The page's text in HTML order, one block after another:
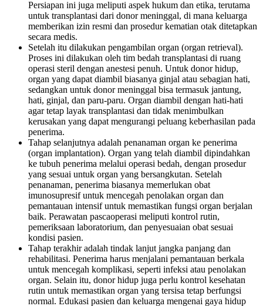
Persiapan ini juga meliputi aspek hukum dan etika, terutama
untuk transplantasi dari donor meninggal, di mana keluarga
memberikan izin resmi dan prosedur kematian otak ditetapkan
secara medis.
Setelah itu dilakukan pengambilan organ (organ retrieval).
Proses ini dilakukan oleh tim bedah transplantasi di ruang
operasi steril dengan anestesi penuh. Untuk donor hidup,
organ yang dapat diambil biasanya ginjal atau sebagian hati,
sedangkan untuk donor meninggal bisa termasuk jantung,
hati, ginjal, dan paru-paru. Organ diambil dengan hati-hati
agar tetap layak transplantasi dan tidak menimbulkan
kerusakan yang dapat mengurangi peluang keberhasilan pada
penerima.
Tahap selanjutnya adalah penanaman organ ke penerima
(organ implantation). Organ yang telah diambil dipindahkan
ke tubuh penerima melalui operasi bedah, dengan prosedur
yang sesuai untuk organ yang bersangkutan. Setelah
penanaman, penerima biasanya memerlukan obat
imunosupresif untuk mencegah penolakan organ dan
pemantauan intensif untuk memastikan fungsi organ berjalan
baik. Perawatan pascaoperasi meliputi kontrol rutin,
pemeriksaan laboratorium, dan penyesuaian obat sesuai
kondisi pasien.
Tahap terakhir adalah tindak lanjut jangka panjang dan
rehabilitasi. Penerima harus menjalani pemantauan berkala
untuk mencegah komplikasi, seperti infeksi atau penolakan
organ. Selain itu, donor hidup juga perlu kontrol kesehatan
rutin untuk memastikan organ yang tersisa tetap berfungsi
normal. Edukasi pasien dan keluarga mengenai gaya hidup